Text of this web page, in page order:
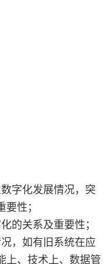
字化发展情况，突
性；
关系及重要性；
，如有旧系统在应
上、技术上、数据管